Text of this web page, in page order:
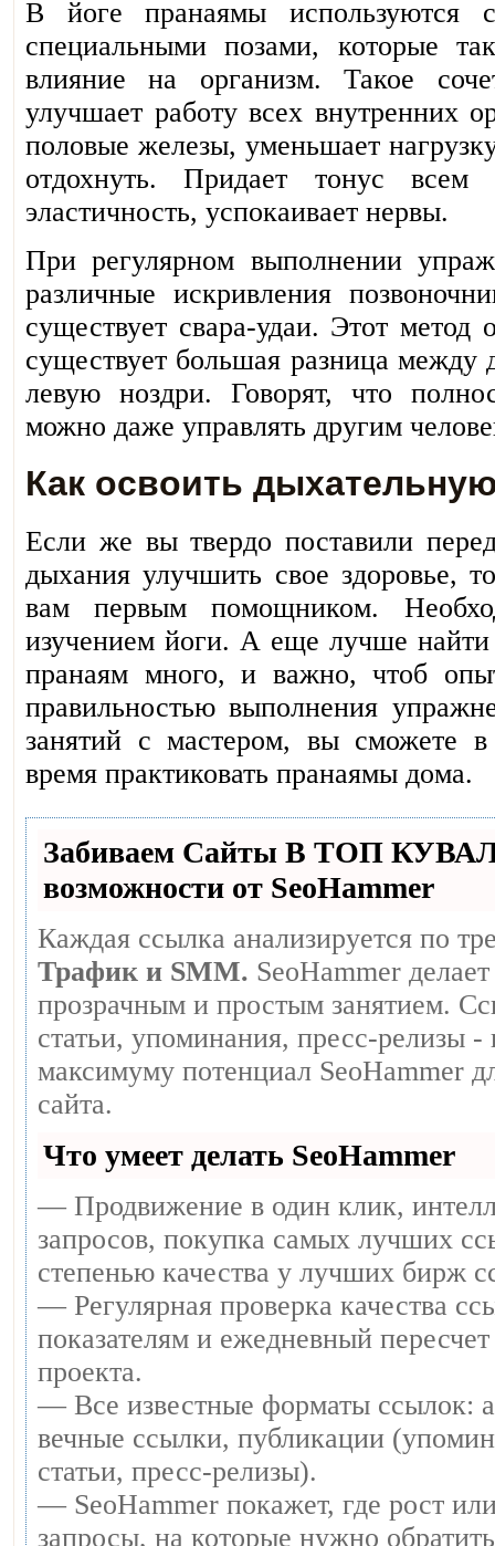
В йоге пранаямы используются
специальными позами, которые
влияние на организм. Такое
улучшает работу всех внутренних
половые железы, уменьшает
отдохнуть. Придает тонус
эластичность, успокаивает нервы.
При регулярном выполнении
различные искривления
существует свара-удаи. Этот метод
существует большая разница между
левую ноздри. Говорят, что
можно даже управлять другим
Как освоить
Если же вы твердо поставили
дыхания улучшить свое здоровье,
вам первым помощником.
изучением йоги. А еще лучше
пранаям много, и важно, чтоб
правильностью выполнения
занятий с мастером, вы сможете
время практиковать пранаямы дома.
Забиваем Сайты В ТОП
возможности от SeoHammer
Каждая ссылка анализируется по
Трафик и SMM. SeoHammer
прозрачным и простым занятием.
статьи, упоминания, пресс-релизы -
максимуму потенциал SeoHammer
сайта.
Что умеет делать SeoHammer
— Продвижение в один клик,
запросов, покупка самых лучших
степенью качества у лучших бирж
— Регулярная проверка качества
показателям и ежедневный пересчет
проекта.
— Все известные форматы ссылок:
вечные ссылки, публикации
статьи, пресс-релизы).
— SeoHammer покажет, где рост
запросы, на которые нужно